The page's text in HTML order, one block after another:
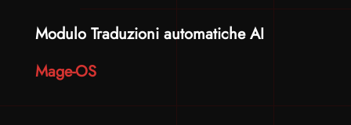
Modulo Traduzioni automatiche AI
Mage-OS